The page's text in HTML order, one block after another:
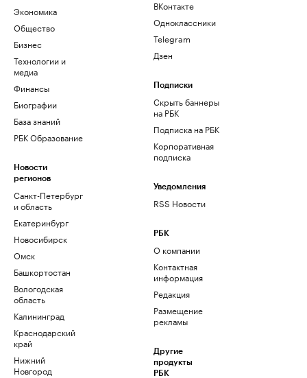
Экономика
Общество
Бизнес
Технологии и
медиа
Финансы
Биографии
База знаний
РБК Образование
Новости
регионов
Санкт-Петербург
и область
Екатеринбург
Новосибирск
Омск
Башкортостан
Вологодская
область
Калининград
Краснодарский
край
Нижний
Новгород
ВКонтакте
Одноклассники
Telegram
Дзен
Подписки
Скрыть баннеры
на РБК
Подписка на РБК
Корпоративная
подписка
Уведомления
RSS Новости
РБК
О компании
Контактная
информация
Редакция
Размещение
рекламы
Другие
продукты
РБК